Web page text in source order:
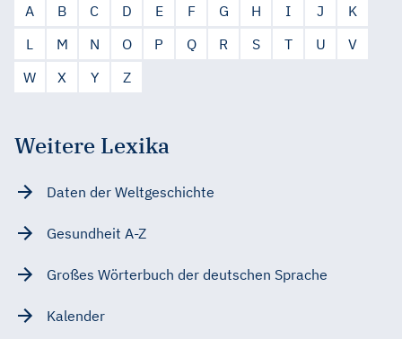
A B C D E F G H I J
K
L
M N O P Q R S T U
V
W
X Y Z
Weitere Lexika
Daten der Weltgeschichte
Gesundheit A-Z
Großes Wörterbuch der deutschen Sprache
Kalender